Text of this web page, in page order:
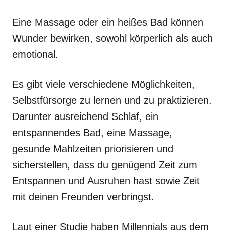
Eine Massage oder ein heißes Bad können
Wunder bewirken, sowohl körperlich als auch
emotional.
Es gibt viele verschiedene Möglichkeiten,
Selbstfürsorge zu lernen und zu praktizieren.
Darunter ausreichend Schlaf, ein
entspannendes Bad, eine Massage,
gesunde Mahlzeiten priorisieren und
sicherstellen, dass du genügend Zeit zum
Entspannen und Ausruhen hast sowie Zeit
mit deinen Freunden verbringst.
Laut einer Studie haben Millennials aus dem